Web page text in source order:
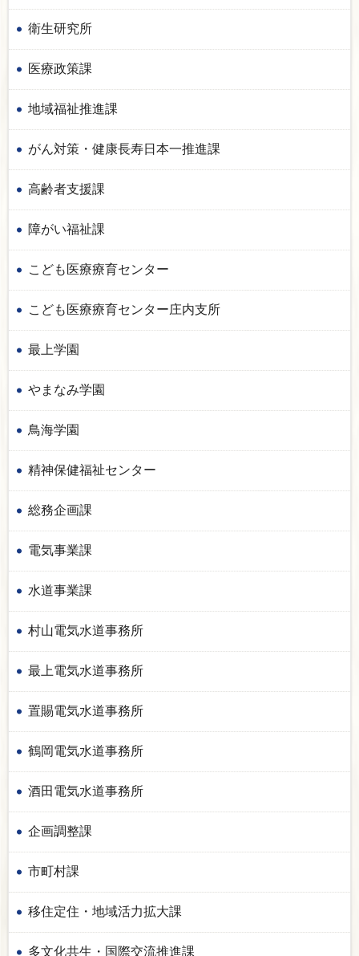
衛生研究所
医療政策課
地域福祉推進課
がん対策・健康長寿日本一推進課
高齢者支援課
障がい福祉課
こども医療療育センター
こども医療療育センター庄内支所
最上学園
やまなみ学園
鳥海学園
精神保健福祉センター
総務企画課
電気事業課
水道事業課
村山電気水道事務所
最上電気水道事務所
置賜電気水道事務所
鶴岡電気水道事務所
酒田電気水道事務所
企画調整課
市町村課
移住定住・地域活力拡大課
多文化共生・国際交流推進課